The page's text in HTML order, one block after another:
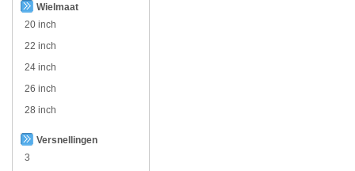
Wielmaat
20 inch
22 inch
24 inch
26 inch
28 inch
Versnellingen
3